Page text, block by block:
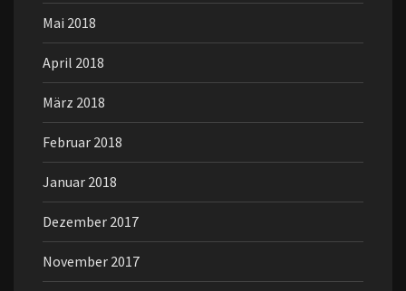
Mai 2018
April 2018
März 2018
Februar 2018
Januar 2018
Dezember 2017
November 2017